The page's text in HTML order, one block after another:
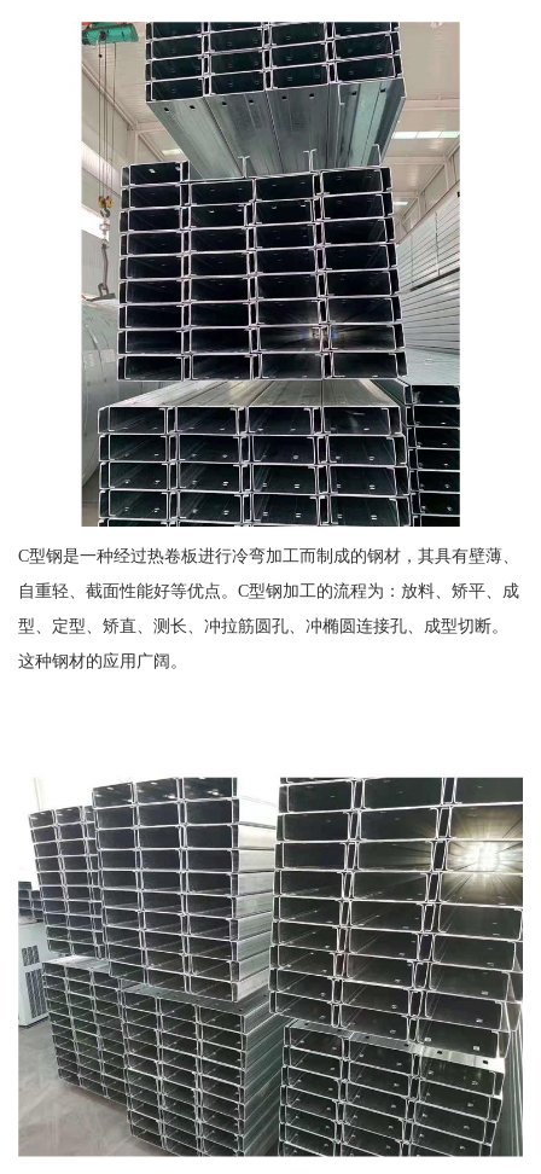
C型钢是一种经过热卷板进行冷弯加工而制成的钢材，其具有壁薄、
自重轻、截面性能好等优点。C型钢加工的流程为：放料、矫平、成
型、定型、矫直、测长、冲拉筋圆孔、冲椭圆连接孔、成型切断。
这种钢材的应用广阔。